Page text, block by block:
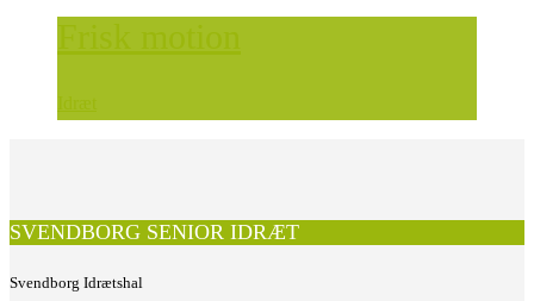
Frisk motion
Idræt
SVENDBORG SENIOR IDRÆT
Svendborg Idrætshal